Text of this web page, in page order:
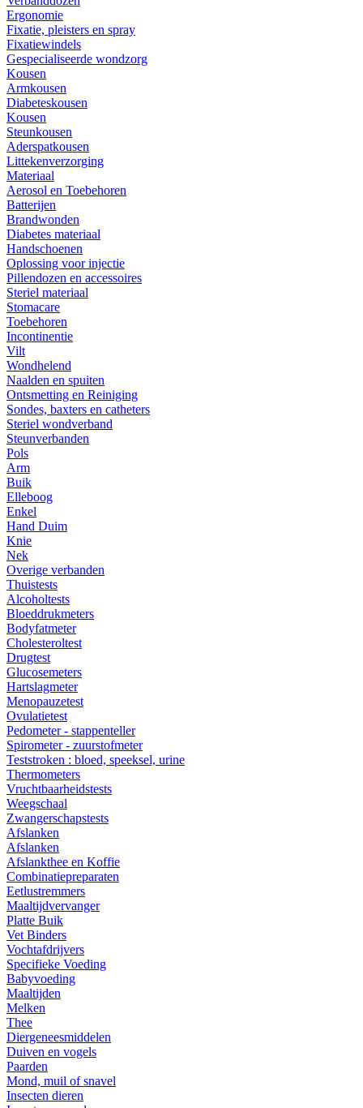
Ergonomie
Fixatie, pleisters en spray
Fixatiewindels
Gespecialiseerde wondzorg
Kousen
Armkousen
Diabeteskousen
Kousen
Steunkousen
Aderspatkousen
Littekenverzorging
Materiaal
Aerosol en Toebehoren
Batterijen
Brandwonden
Diabetes materiaal
Handschoenen
Oplossing voor injectie
Pillendozen en accessoires
Steriel materiaal
Stomacare
Toebehoren
Incontinentie
Vilt
Wondhelend
Naalden en spuiten
Ontsmetting en Reiniging
Sondes, baxters en catheters
Steriel wondverband
Steunverbanden
Pols
Arm
Buik
Elleboog
Enkel
Hand Duim
Knie
Nek
Overige verbanden
Thuistests
Alcoholtests
Bloeddrukmeters
Bodyfatmeter
Cholesteroltest
Drugtest
Glucosemeters
Hartslagmeter
Menopauzetest
Ovulatietest
Pedometer - stappenteller
Spirometer - zuurstofmeter
Teststroken : bloed, speeksel, urine
Thermometers
Vruchtbaarheidstests
Weegschaal
Zwangerschapstests
Afslanken
Afslanken
Afslankthee en Koffie
Combinatiepreparaten
Eetlustremmers
Maaltijdvervanger
Platte Buik
Vet Binders
Vochtafdrijvers
Specifieke Voeding
Babyvoeding
Maaltijden
Melken
Thee
Diergeneesmiddelen
Duiven en vogels
Paarden
Mond, muil of snavel
Insecten dieren